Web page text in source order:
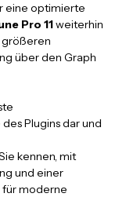
eine optimierte
Pro 11weiterhin
größeren
über den Graph
Plugins dar und
kennen, mit
und einer
moderne